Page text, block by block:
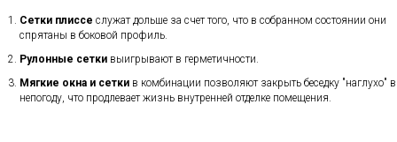
Сетки плиссе служат дольше за счет того, что в собранном состоянии они
спрятаны в боковой профиль.
Рулонные сетки выигрывают в герметичности.
Мягкие окна и сетки в комбинации позволяют закрыть беседку "наглухо" в
непогоду, что продлевает жизнь внутренней отделке помещения.